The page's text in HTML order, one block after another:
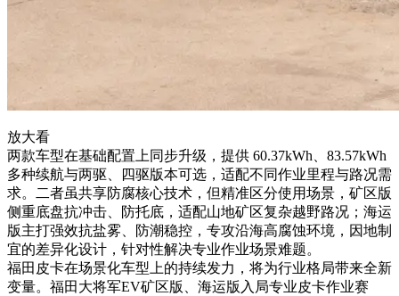
放大看
两款车型在基础配置上同步升级，提供 60.37kWh、83.57kWh
多种续航与两驱、四驱版本可选，适配不同作业里程与路况需
求。二者虽共享防腐核心技术，但精准区分使用场景，矿区版
侧重底盘抗冲击、防托底，适配山地矿区复杂越野路况；海运
版主打强效抗盐雾、防潮稳控，专攻沿海高腐蚀环境，因地制
宜的差异化设计，针对性解决专业作业场景难题。
福田皮卡在场景化车型上的持续发力，将为行业格局带来全新
变量。福田大将军EV矿区版、海运版入局专业皮卡作业赛